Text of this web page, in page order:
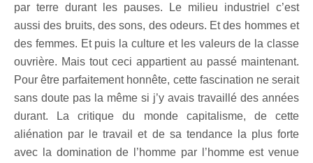
par terre durant les pauses. Le milieu industriel c’est
aussi des bruits, des sons, des odeurs. Et des hommes et
des femmes. Et puis la culture et les valeurs de la classe
ouvrière. Mais tout ceci appartient au passé maintenant.
Pour être parfaitement honnête, cette fascination ne serait
sans doute pas la même si j’y avais travaillé des années
durant. La critique du monde capitalisme, de cette
aliénation par le travail et de sa tendance la plus forte
avec la domination de l’homme par l’homme est venue